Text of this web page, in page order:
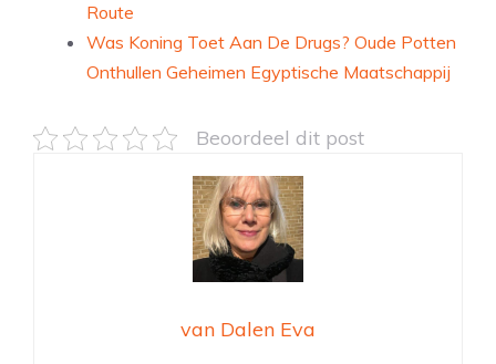
Route
Was Koning Toet Aan De Drugs? Oude Potten
Onthullen Geheimen Egyptische Maatschappij
Beoordeel dit post
van Dalen Eva